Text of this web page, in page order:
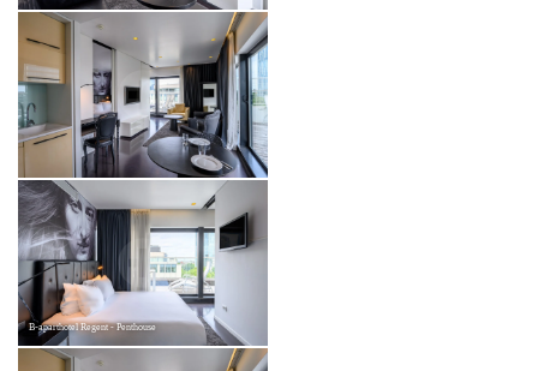
B-aparthotel Regent - Penthouse